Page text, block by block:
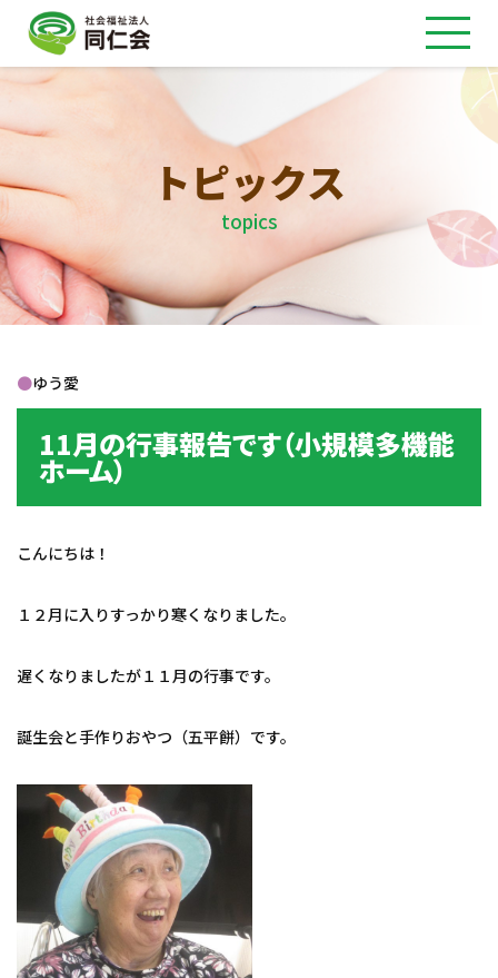
トピックス
topics
●ゆう愛
11月の行事報告です（小規模多機能
ホーム）
こんにちは！
１２月に入りすっかり寒くなりました。
遅くなりましたが１１月の行事です。
誕生会と手作りおやつ（五平餅）です。